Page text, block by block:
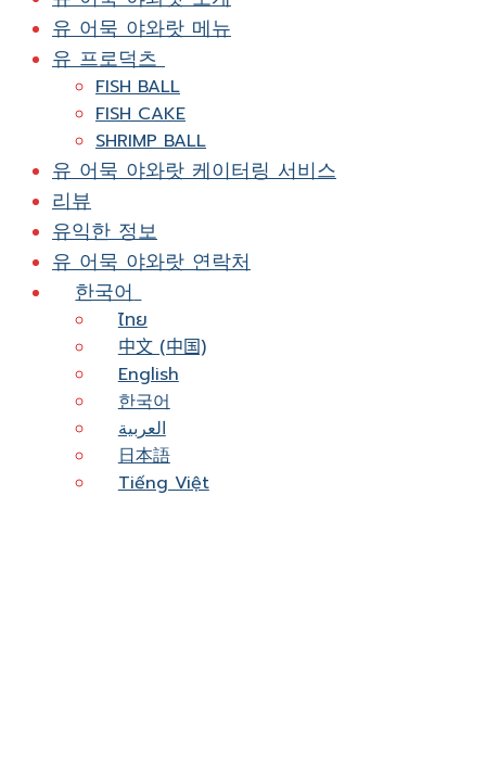
유 어묵 야와랏 메뉴
유 프로덕츠
FISH BALL
FISH CAKE
SHRIMP BALL
유 어묵 야와랏 케이터링 서비스
리뷰
유익한 정보
유 어묵 야와랏 연락처
한국어
ไทย
中文 (中国)
English
한국어
العربية
日本語
Tiếng Việt